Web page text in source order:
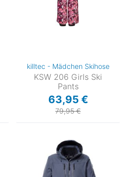
killtec - Mädchen Skihose
KSW 206 Girls Ski
Pants
63,95 €
79,95 €